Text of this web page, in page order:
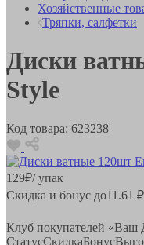
Хозяйственные
Тряпки, салфетки
Диски
Style
Код товара: 623238
129₽/ упак
Скидка и бонус до11.61
Клуб покупателей «Ваш
СтатусСкидкаБонус